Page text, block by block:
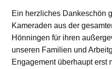
Ein herzliches Dankeschön
Kameraden aus der
Hönningen für ihren
unseren Familien und
Engagement überhaupt erst